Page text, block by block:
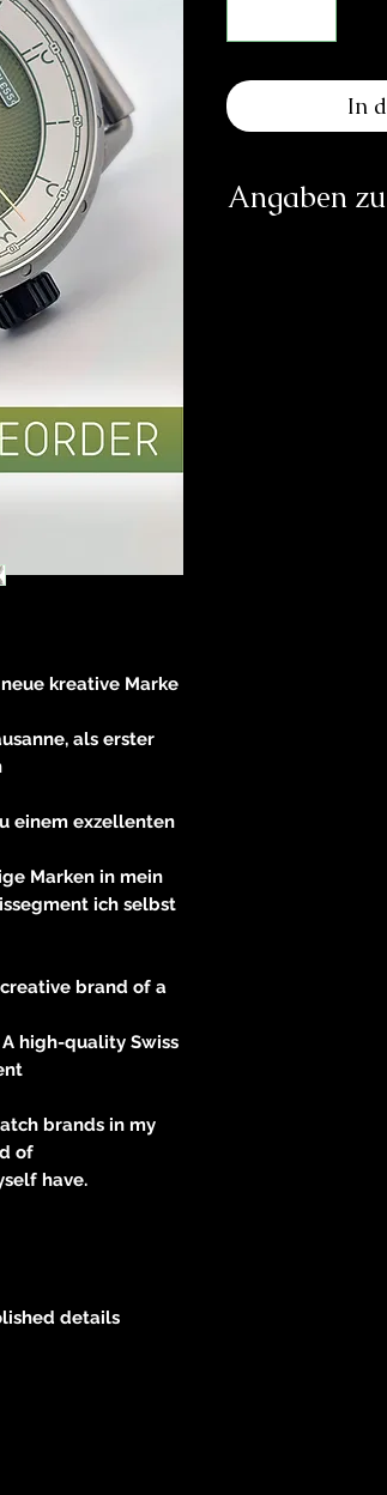
kreative Marke
als erster
einem exzellenten
Marken in mein
ich selbst
brand of a
high-quality Swiss
brands in my
of
have.
details
In
Angaben